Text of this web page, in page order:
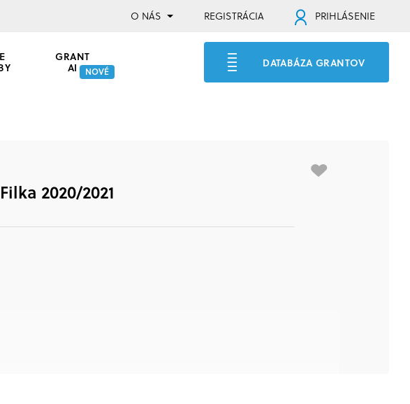
O NÁS REGISTRÁCIA PRIHLÁSENIE
GRANT
AI NOVÉ
DATABÁZA GRANTOV
2020/2021